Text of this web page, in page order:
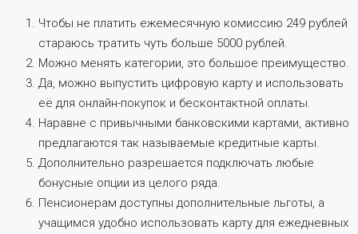
Чтобы не платить ежемесячную комиссию 249 рублей
стараюсь тратить чуть больше 5000 рублей.
Можно менять категории, это большое преимущество.
Да, можно выпустить цифровую карту и использовать
её для онлайн-покупок и бесконтактной оплаты.
Наравне с привычными банковскими картами, активно
предлагаются так называемые кредитные карты.
Дополнительно разрешается подключать любые
бонусные опции из целого ряда.
Пенсионерам доступны дополнительные льготы, а
учащимся удобно использовать карту для ежедневных